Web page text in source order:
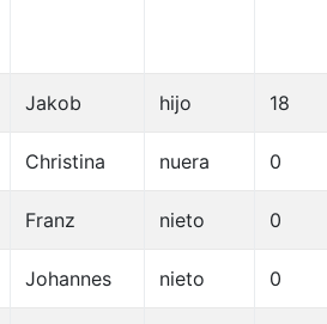
Jakob hijo 18
Christina nuera 0
Franz nieto 0
Johannes nieto 0